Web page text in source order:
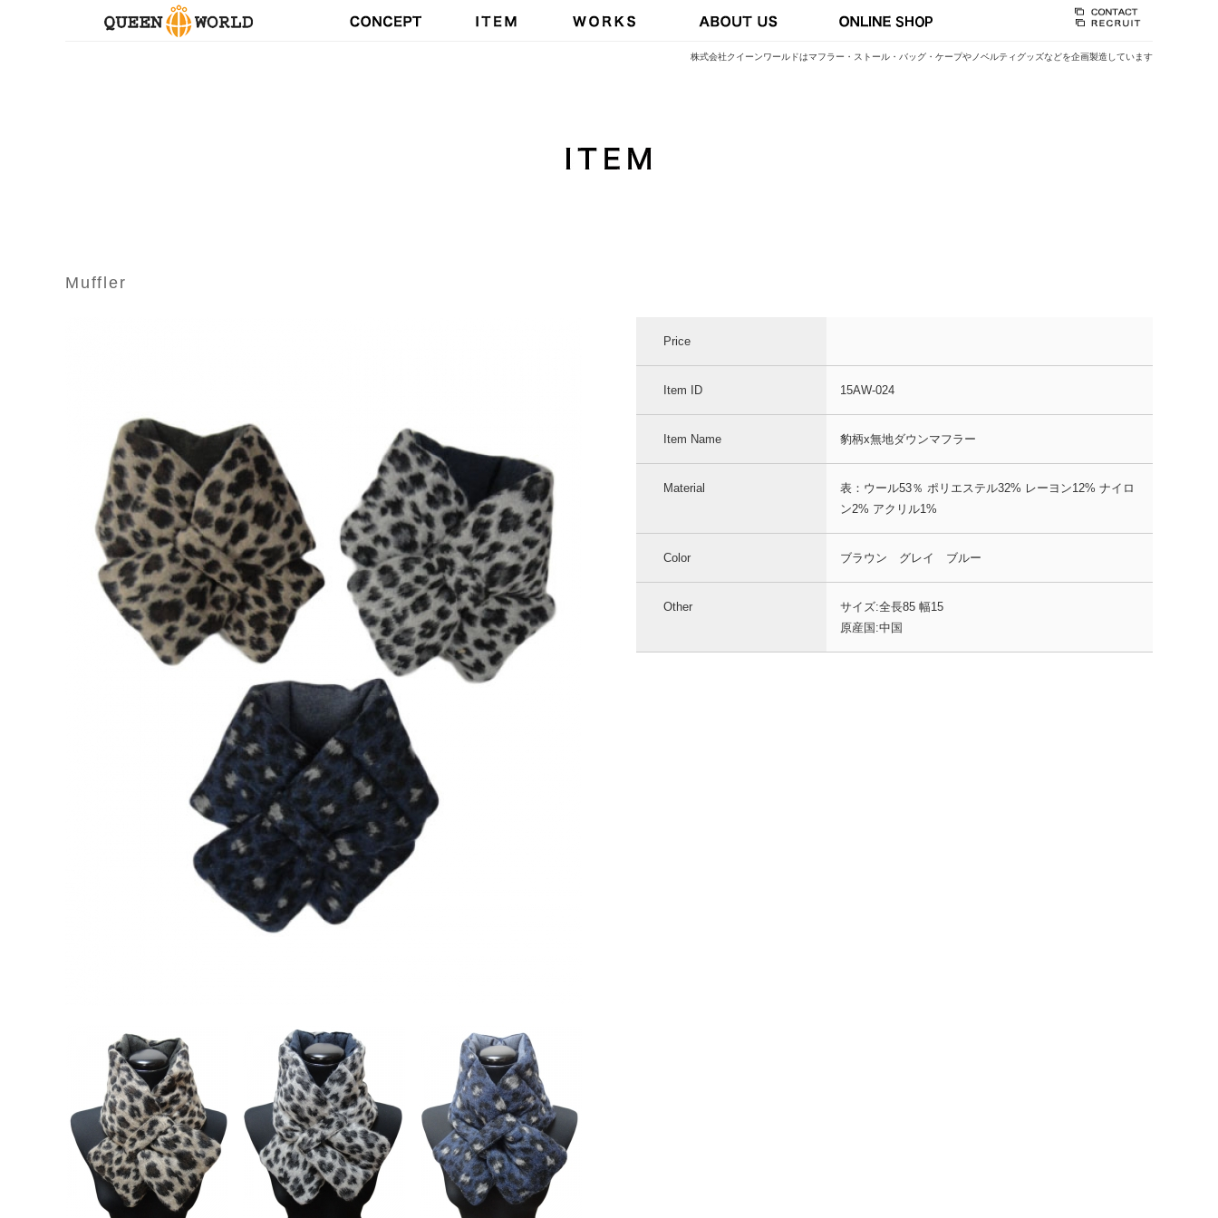
株式会社クイーンワールドはマフラー・ストール・バッグ・ケープやノベルティグッズなどを企画製造しています
Muffler
Price
Item ID 15AW-024
Item Name 豹柄x無地ダウンマフラー
Material
表：ウール53％ ポリエステル32% レーヨン12% ナイロ
ン2% アクリル1%
Color ブラウン グレイ ブルー
Other
サイズ:全長85 幅15
原産国:中国